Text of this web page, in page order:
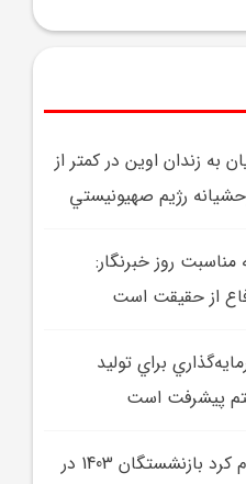
به زندان اوين در کمتر از
رژيم صهيونيستي
روز خبرنگار:
از حقيقت است
براي توليد
پيشرفت است
وزير آموزش و پرورش اعلام کرد بازنشستگان 1403 در